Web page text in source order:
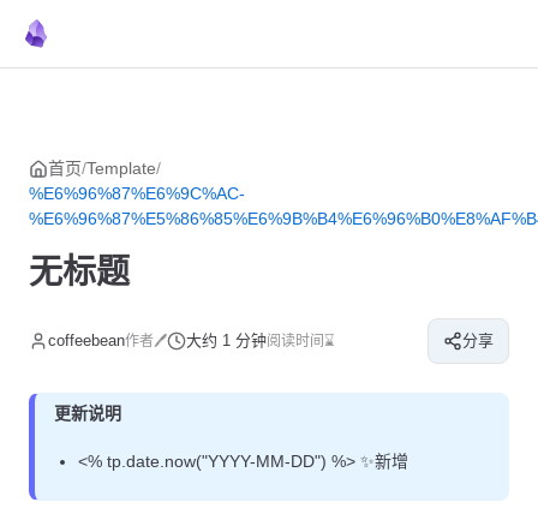
Skip to content
首页/Template/
%E6%96%87%E6%9C%AC-
无标题
coffeebean作者🖊 大约 1 分钟阅读时间⌛ 分享
更新说明
<% tp.date.now("YYYY-MM-DD") %> ✨新增